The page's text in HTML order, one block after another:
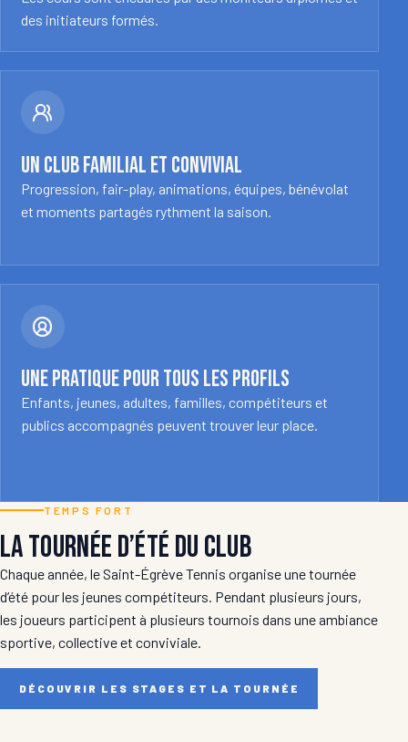
des initiateurs formés.
Un club familial et convivial
Progression, fair-play, animations, équipes, bénévolat
et moments partagés rythment la saison.
Une pratique pour tous les profils
Enfants, jeunes, adultes, familles, compétiteurs et
publics accompagnés peuvent trouver leur place.
TEMPS FORT
La tournée d’été du club
Chaque année, le Saint-Égrève Tennis organise une tournée
d’été pour les jeunes compétiteurs. Pendant plusieurs jours,
les joueurs participent à plusieurs tournois dans une ambiance
sportive, collective et conviviale.
DÉCOUVRIR LES STAGES ET LA TOURNÉE